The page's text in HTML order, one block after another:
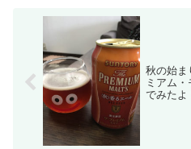
秋の始ま
ミアム
でみたよ